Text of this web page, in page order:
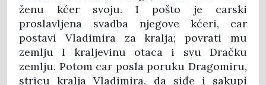
ženu kćer svoju. I pošto je carski
proslavljena svadba njegove kćeri, car
postavi Vladimira za kralja; povrati mu
zemlju I kraljevinu otaca i svu Dračku
zemlju. Potom car posla poruku Dragomiru,
stricu kralja Vladimira, da siđe i sakupi